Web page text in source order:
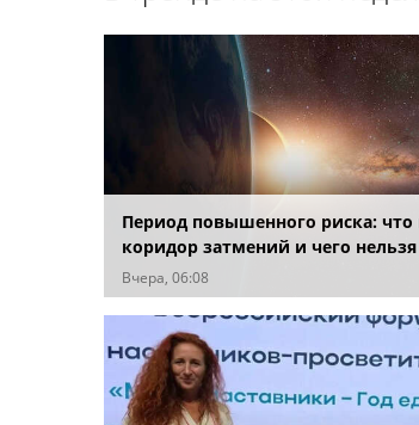
Период повышенного риска: что
коридор затмений и чего нельзя
28 августа
Вчера, 06:08